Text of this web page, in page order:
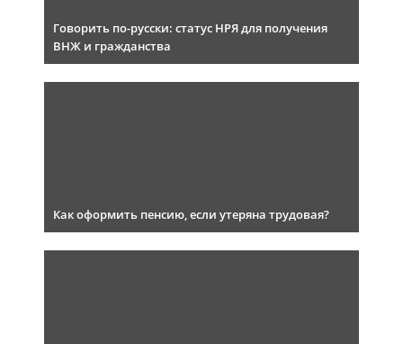
Говорить по-русски: статус НРЯ для получения
ВНЖ и гражданства
Как оформить пенсию, если утеряна трудовая?